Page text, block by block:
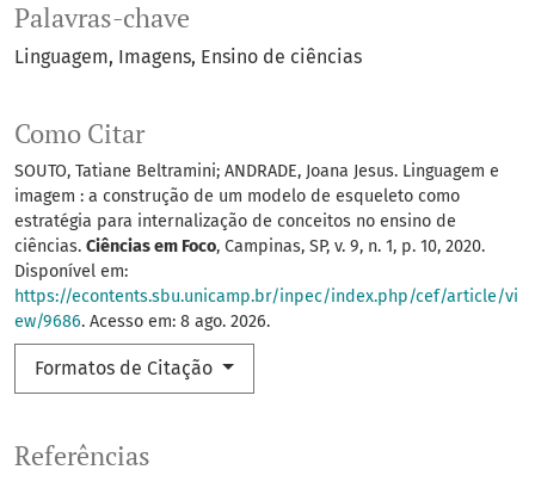
Palavras-chave
Linguagem Imagens Ensino de ciências
Como Citar
SOUTO, Tatiane Beltramini; ANDRADE, Joana Jesus. Linguagem e
imagem : a construção de um modelo de esqueleto como
estratégia para internalização de conceitos no ensino de
ciências. Ciências em Foco, Campinas, SP, v. 9, n. 1, p. 10, 2020.
Disponível em:
https://econtents.sbu.unicamp.br/inpec/index.php/cef/article/vi
ew/9686. Acesso em: 8 ago. 2026.
Formatos de Citação
Referências